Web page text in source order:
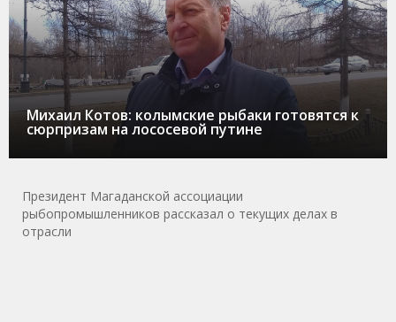
Михаил Котов: колымские рыбаки готовятся к
сюрпризам на лососевой путине
Президент Магаданской ассоциации
рыбопромышленников рассказал о текущих делах в
отрасли